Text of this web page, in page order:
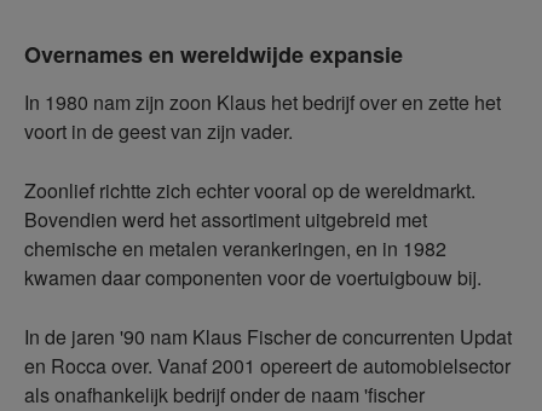
Overnames en wereldwijde expansie
In 1980 nam zijn zoon Klaus het bedrijf over en zette het
voort in de geest van zijn vader.
Zoonlief richtte zich echter vooral op de wereldmarkt.
Bovendien werd het assortiment uitgebreid met
chemische en metalen verankeringen, en in 1982
kwamen daar componenten voor de voertuigbouw bij.
In de jaren '90 nam Klaus Fischer de concurrenten Updat
en Rocca over. Vanaf 2001 opereert de automobielsector
als onafhankelijk bedrijf onder de naam 'fischer